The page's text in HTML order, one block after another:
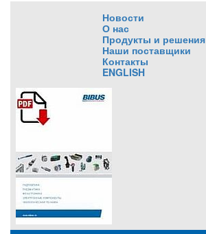
Новости
О нас
Продукты и решения
Наши поставщики
Контакты
ENGLISH